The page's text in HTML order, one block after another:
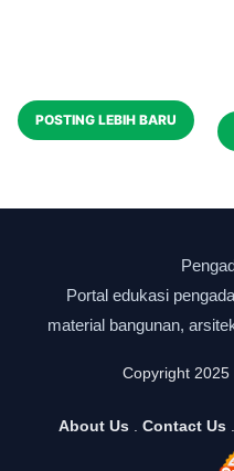
POSTING LEBIH BARU
Copyright 2025
About Us Contact Us